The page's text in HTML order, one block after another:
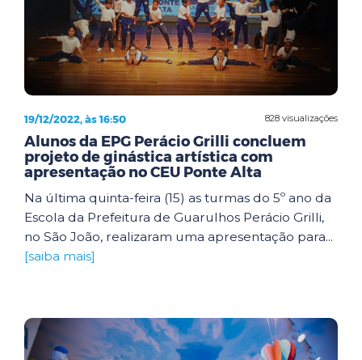
828 visualizações
19/12/2022, às 16:50
Alunos da EPG Perácio Grilli concluem
projeto de ginástica artística com
apresentação no CEU Ponte Alta
Na última quinta-feira (15) as turmas do 5º ano da
Escola da Prefeitura de Guarulhos Perácio Grilli,
no São João, realizaram uma apresentação para...
[saiba mais]